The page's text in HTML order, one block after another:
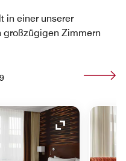
in einer unserer
großzügigen Zimmern
Symbol